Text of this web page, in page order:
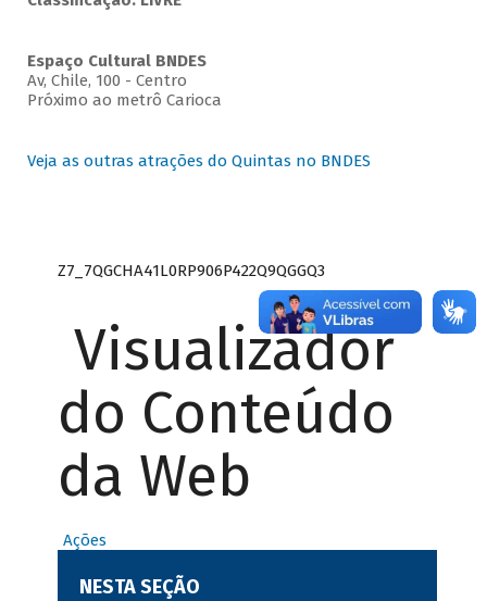
Espaço Cultural BNDES
Av, Chile, 100 - Centro
Próximo ao metrô Carioca
Veja as outras atrações do Quintas no BNDES
Z7_7QGCHA41L0RP906P422Q9QGGQ3
Visualizador
do Conteúdo
da Web
Ações
NESTA SEÇÃO